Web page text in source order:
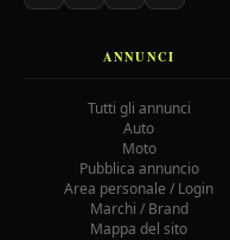
ANNUNCI
Tutti gli annunci
Auto
Moto
Pubblica annuncio
Area personale / Login
Marchi / Brand
Mappa del sito